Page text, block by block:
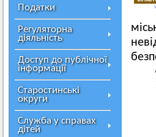
Податки
Регуляторна
діяльність
Доступ до публічної
інформації
Старостинські
округи
Служба у справах
дітей